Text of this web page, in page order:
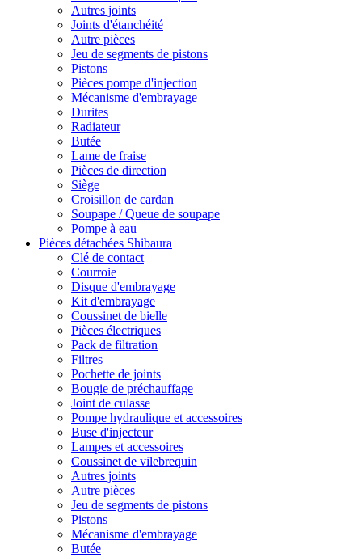
Autres joints
Joints d'étanchéité
Autre pièces
Jeu de segments de pistons
Pistons
Pièces pompe d'injection
Mécanisme d'embrayage
Durites
Radiateur
Butée
Lame de fraise
Pièces de direction
Siège
Croisillon de cardan
Soupape / Queue de soupape
Pompe à eau
Pièces détachées Shibaura
Clé de contact
Courroie
Disque d'embrayage
Kit d'embrayage
Coussinet de bielle
Pièces électriques
Pack de filtration
Filtres
Pochette de joints
Bougie de préchauffage
Joint de culasse
Pompe hydraulique et accessoires
Buse d'injecteur
Lampes et accessoires
Coussinet de vilebrequin
Autres joints
Autre pièces
Jeu de segments de pistons
Pistons
Mécanisme d'embrayage
Butée